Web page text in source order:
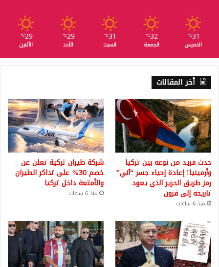
31
℃
الخميس
32
℃
الجمعة
31
℃
السبت
29
℃
الأحد
29
℃
الأثنين
أخر المقالات
حدث فريد من نوعه بين تركيا
وأرمينيا! إعادة إحياء جسر “آني”
رمز طريق الحرير الذي يعود
تاريخه إلى قرون
منذ 6 ساعات
شركة طيران تركية تعلن عن
خصم 30% على تذاكر الطيران
والأمتعة داخل تركيا
منذ 6 ساعات